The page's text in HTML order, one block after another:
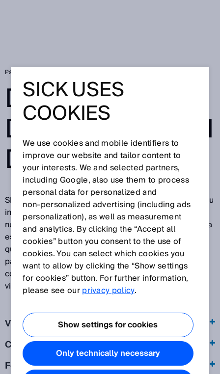
Página de inicio
DECLARACIÓN
DE PROTECCIÓN
DE DATOS
SICK le agradece su visita a nuestras páginas web y su
interés por nuestra empresa, nuestros productos y
nuestros servicios. La protección de su esfera privada
es de gran importancia para nosotros y esperamos
que se sienta seguro durante su visita a nuestras
páginas web. Por este motivo deseamos explicarle a
continuación qué información tratamos durante su
visita a nuestras páginas web.
Visita a nuestras páginas web
Cookies
Formularios online
SICK USES
COOKIES
We use cookies and mobile identifiers to
improve our website and tailor content to
your interests. We and selected partners,
including Google, also use them to process
personal data for personalized and
non‑personalized advertising (including ads
personalization), as well as measurement
and analytics. By clicking the “Accept all
cookies” button you consent to the use of
cookies. You can select which cookies you
want to allow by clicking the “Show settings
for cookies” button. For further information,
please see ourprivacy policy.
Show settings for cookies
Only technically necessary